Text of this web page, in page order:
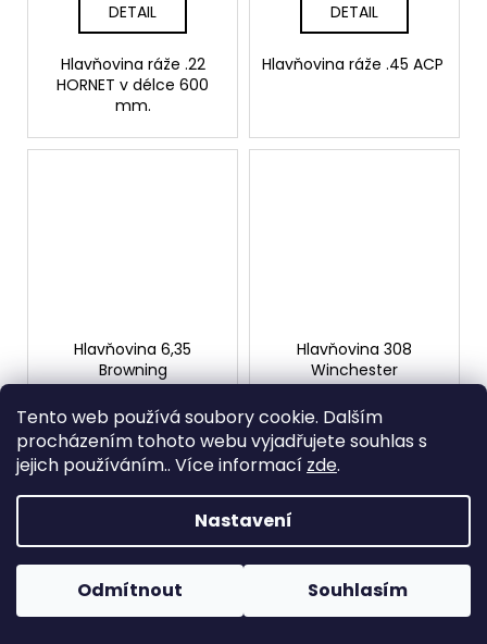
Tento web používá soubory cookie. Dalším
procházením tohoto webu vyjadřujete souhlas s
jejich používáním.. Více informací zde.
Nastavení
Odmítnout Souhlasím
DETAIL
Hlavňovina ráže .22
HORNET v délce 600
mm.
DETAIL
Hlavňovina ráže .45 ACP
Hlavňovina 6,35
Browning
od710 Kč
DETAIL
Hlavňovina ráže .6,35
Hlavňovina 308
Winchester
od2 950 Kč
DETAIL
Hlavňovina ráže .308
mm a 600 mm